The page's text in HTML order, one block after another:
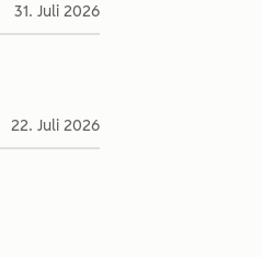
31. Juli 2026
22. Juli 2026